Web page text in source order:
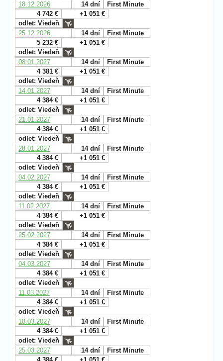
18.12.2026
14 dní
First Minute
4 742 €
+1 051 €
odlet: Viedeň
25.12.2026
14 dní
First Minute
5 232 €
+1 051 €
odlet: Viedeň
08.01.2027
14 dní
First Minute
4 381 €
+1 051 €
odlet: Viedeň
14.01.2027
14 dní
First Minute
4 384 €
+1 051 €
odlet: Viedeň
21.01.2027
14 dní
First Minute
4 384 €
+1 051 €
odlet: Viedeň
28.01.2027
14 dní
First Minute
4 384 €
+1 051 €
odlet: Viedeň
04.02.2027
14 dní
First Minute
4 384 €
+1 051 €
odlet: Viedeň
11.02.2027
14 dní
First Minute
4 384 €
+1 051 €
odlet: Viedeň
25.02.2027
14 dní
First Minute
4 384 €
+1 051 €
odlet: Viedeň
04.03.2027
14 dní
First Minute
4 384 €
+1 051 €
odlet: Viedeň
11.03.2027
14 dní
First Minute
4 384 €
+1 051 €
odlet: Viedeň
18.03.2027
14 dní
First Minute
4 384 €
+1 051 €
odlet: Viedeň
25.03.2027
14 dní
First Minute